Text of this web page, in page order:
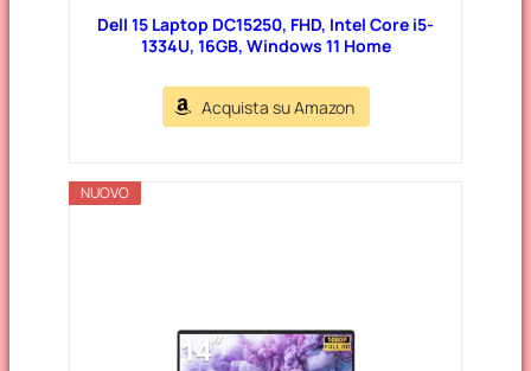
Dell 15 Laptop DC15250, FHD, Intel Core i5-
1334U, 16GB, Windows 11 Home
Acquista su Amazon
NUOVO